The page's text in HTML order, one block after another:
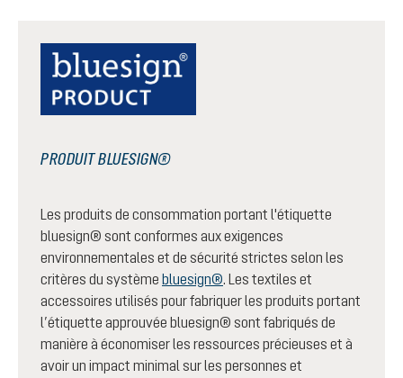
PRODUIT BLUESIGN®
Les produits de consommation portant l'étiquette
bluesign® sont conformes aux exigences
environnementales et de sécurité strictes selon les
critères du système bluesign®. Les textiles et
accessoires utilisés pour fabriquer les produits portant
l’étiquette approuvée bluesign® sont fabriqués de
manière à économiser les ressources précieuses et à
avoir un impact minimal sur les personnes et